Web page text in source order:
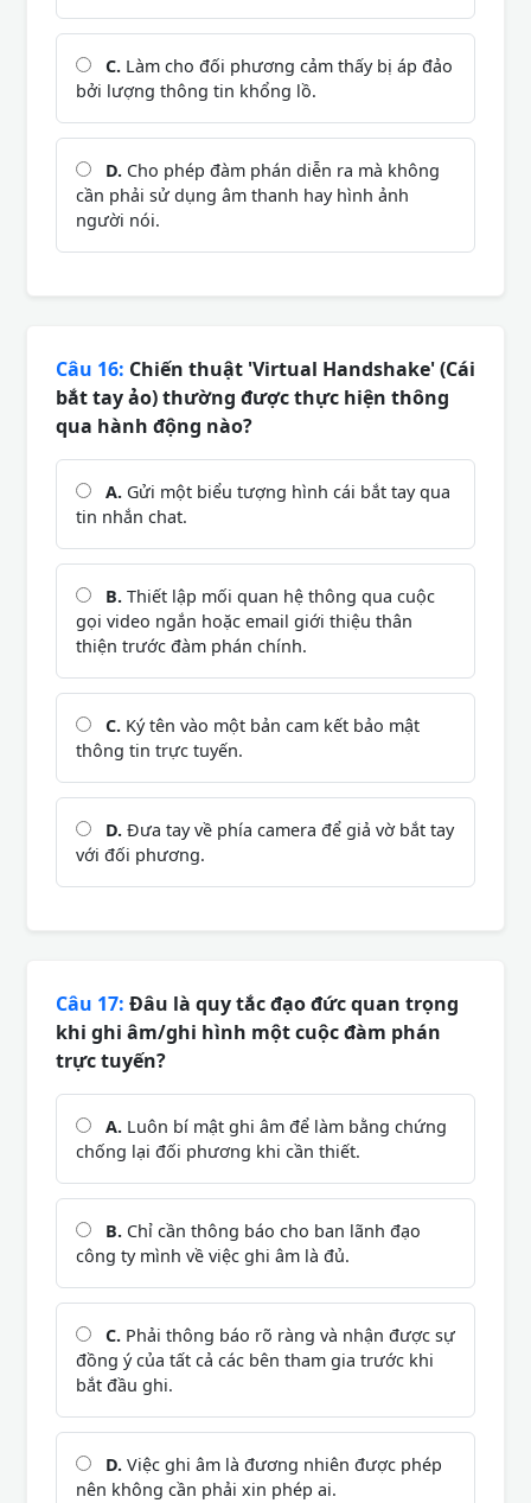
C. Làm cho đối phương cảm thấy bị áp đảo
bởi lượng thông tin khổng lồ.
D. Cho phép đàm phán diễn ra mà không
cần phải sử dụng âm thanh hay hình ảnh
người nói.
Câu 16: Chiến thuật 'Virtual Handshake' (Cái
bắt tay ảo) thường được thực hiện thông
qua hành động nào?
A. Gửi một biểu tượng hình cái bắt tay qua
tin nhắn chat.
B. Thiết lập mối quan hệ thông qua cuộc
gọi video ngắn hoặc email giới thiệu thân
thiện trước đàm phán chính.
C. Ký tên vào một bản cam kết bảo mật
thông tin trực tuyến.
D. Đưa tay về phía camera để giả vờ bắt tay
với đối phương.
Câu 17: Đâu là quy tắc đạo đức quan trọng
khi ghi âm/ghi hình một cuộc đàm phán
trực tuyến?
A. Luôn bí mật ghi âm để làm bằng chứng
chống lại đối phương khi cần thiết.
B. Chỉ cần thông báo cho ban lãnh đạo
công ty mình về việc ghi âm là đủ.
C. Phải thông báo rõ ràng và nhận được sự
đồng ý của tất cả các bên tham gia trước khi
bắt đầu ghi.
D. Việc ghi âm là đương nhiên được phép
nên không cần phải xin phép ai.